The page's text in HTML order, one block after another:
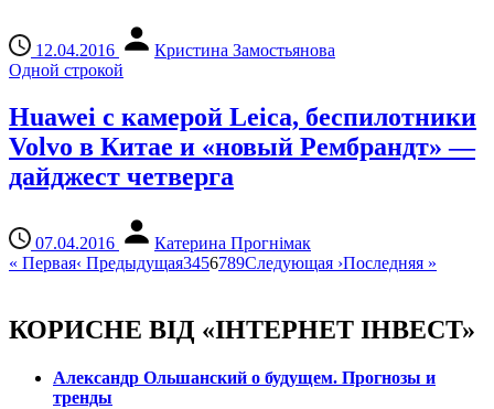
12.04.2016
Кристина Замостьянова
Одной строкой
Huawei с камерой Leica, беспилотники
Volvo в Китае и «новый Рембрандт» —
дайджест четверга
07.04.2016
Катерина Прогнімак
« Первая‹ Предыдущая3456789Следующая ›Последняя »
КОРИСНЕ ВІД «ІНТЕРНЕТ ІНВЕСТ»
Александр Ольшанский о будущем. Прогнозы и
тренды